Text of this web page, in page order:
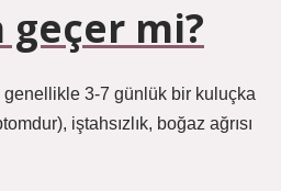
geçer mi?
genellikle 3-7 günlük bir kuluçka
iştahsızlık, boğaz ağrısı